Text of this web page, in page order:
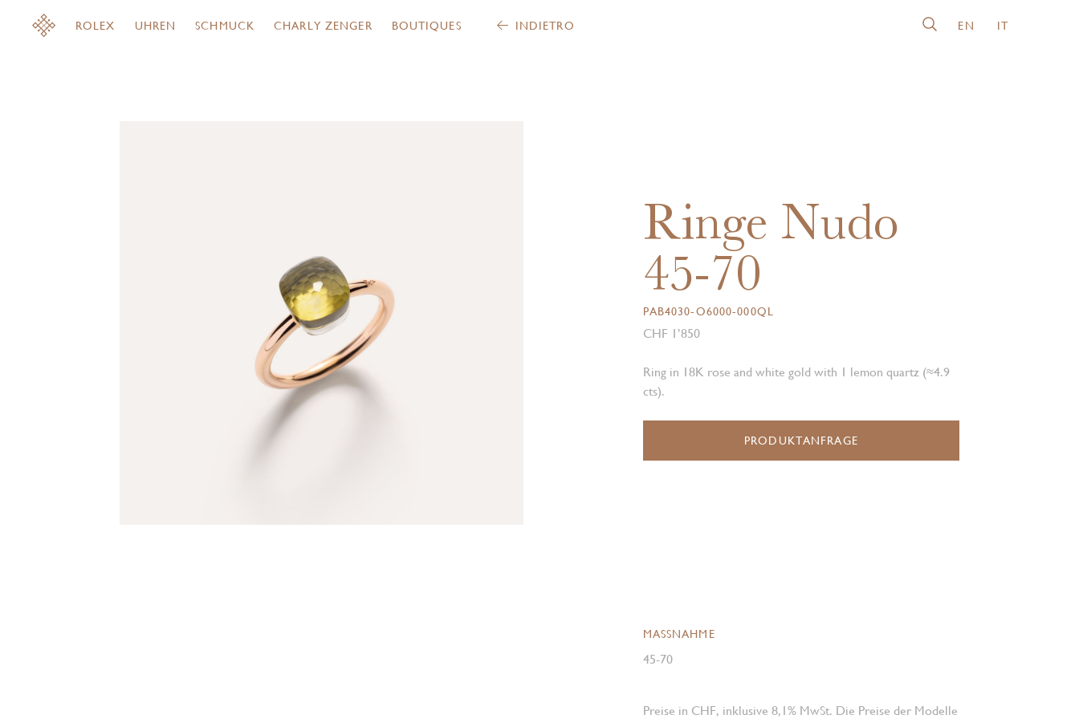
ROLEX UHREN SCHMUCK CHARLY ZENGER BOUTIQUES INDIETRO EN IT
Ringe Nudo
45-70
PAB4030-O6000-000QL
CHF 1’850
Ring in 18K rose and white gold with 1 lemon quartz (≈4.9
cts).
PRODUKTANFRAGE
MASSNAHME
45-70
Preise in CHF, inklusive 8,1% MwSt. Die Preise der Modelle